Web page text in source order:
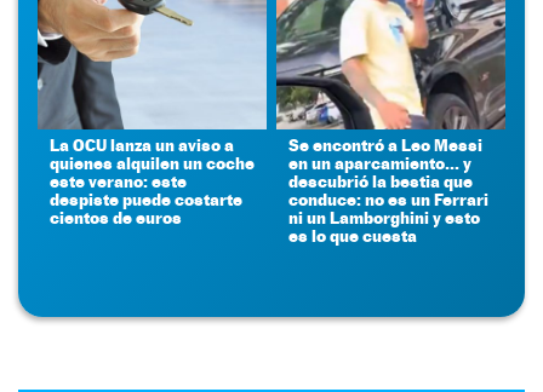
La OCU lanza un aviso a
quienes alquilen un coche
este verano: este
despiste puede costarte
cientos de euros
Se encontró a Leo Messi
en un aparcamiento... y
descubrió la bestia que
conduce: no es un Ferrari
ni un Lamborghini y esto
es lo que cuesta